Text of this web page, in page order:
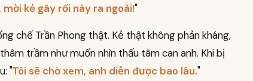
kẻ gây rối này ra ngoài!"
chế Trần Phong thật. Kẻ thật không phản kháng,
trầm như muốn nhìn thấu tâm can anh. Khi bị
"Tôi sẽ chờ xem, anh diễn được bao lâu."